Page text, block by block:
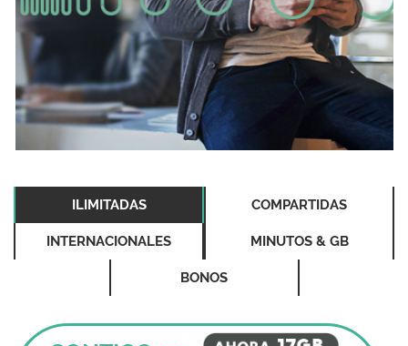
ILIMITADAS COMPARTIDAS
INTERNACIONALES MINUTOS & GB
BONOS